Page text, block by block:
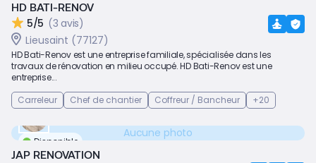
HD BATI-RENOV
5/5 (3 avis)
Lieusaint (77127)
HD Bati-Renov est une entreprise familiale, spécialisée dans les
travaux de rénovation en milieu occupé. HD Bati-Renov est une
entreprise...
Carreleur
Chef de chantier Coffreur / Bancheur +20
Disponible
Aucune photo
JAP RENOVATION